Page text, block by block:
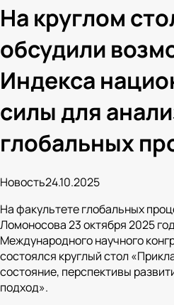
На круглом
обсудили
Индекса
силы для
глобальных
Новость24.10.2025
На факультете глобальных
Ломоносова 23 октября 2025
Международного научного
состоялся круглый стол
состояние, перспективы
подход».